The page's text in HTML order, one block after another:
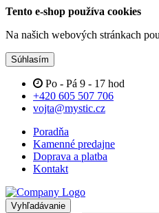
Tento e-shop používa cookies
Na našich webových stránkach
Súhlasím
Po - Pá 9 - 17 hod
+420 605 507 706
vojta@mystic.cz
Poradňa
Kamenné predajne
Doprava a platba
Kontakt
Vyhľadávanie